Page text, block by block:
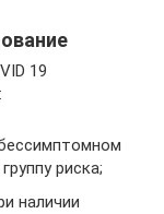
19
риска;
наличии